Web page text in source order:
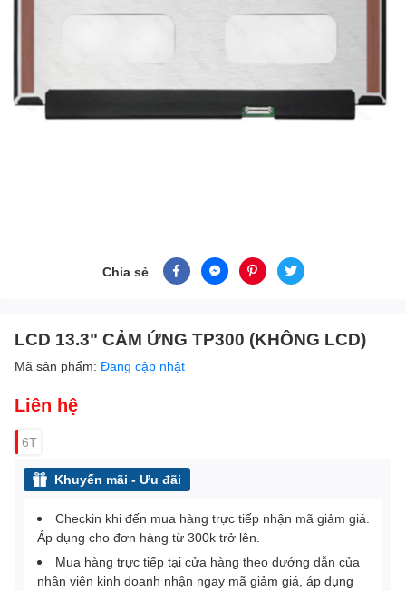
Chia sẻ
LCD 13.3" CẢM ỨNG TP300 (KHÔNG LCD)
Mã sản phẩm: Đang cập nhật
Liên hệ
6T
Khuyến mãi - Ưu đãi
Checkin khi đến mua hàng trực tiếp nhận mã giảm giá.
Áp dụng cho đơn hàng từ 300k trở lên.
Mua hàng trực tiếp tại cửa hàng theo dướng dẫn của
nhân viên kinh doanh nhận ngay mã giảm giá, áp dụng